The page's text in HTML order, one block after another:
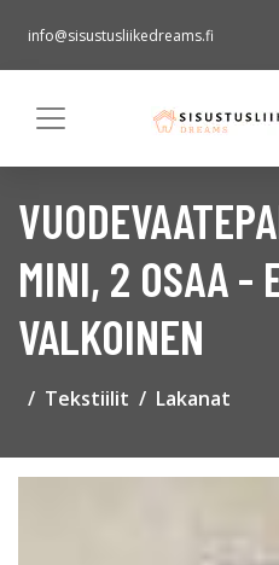
info@sisustusliikedreams.fi
MINI, 2 OSAA -
VALKOINEN
Tekstiilit Lakanat